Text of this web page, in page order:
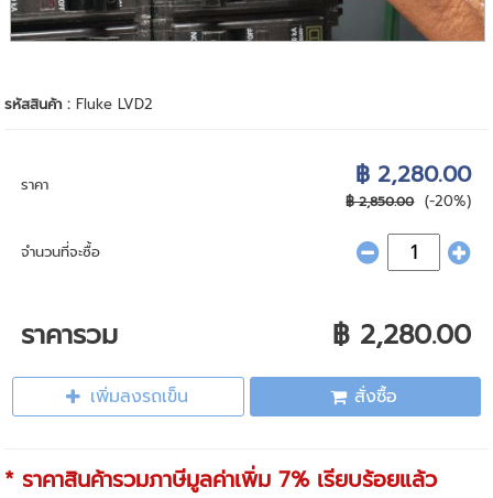
รหัสสินค้า :Fluke LVD2
ราคา ฿ 2,280.00
฿ 2,850.00 (-20%)
จำนวนที่จะซื้อ
ราคารวม ฿ 2,280.00
เพิ่มลงรถเข็น สั่งซื้อ
* ราคาสินค้ารวมภาษีมูลค่าเพิ่ม 7% เรียบร้อยแล้ว